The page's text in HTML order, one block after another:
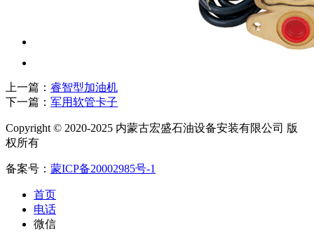
上一篇： 睿智型加油机
下一篇： 军用软管卡子
Copyright © 2020-2025 内蒙古宏盛石油设备安装有限公司 版
权所有
备案号： 蒙ICP备20002985号-1
首页
电话
微信